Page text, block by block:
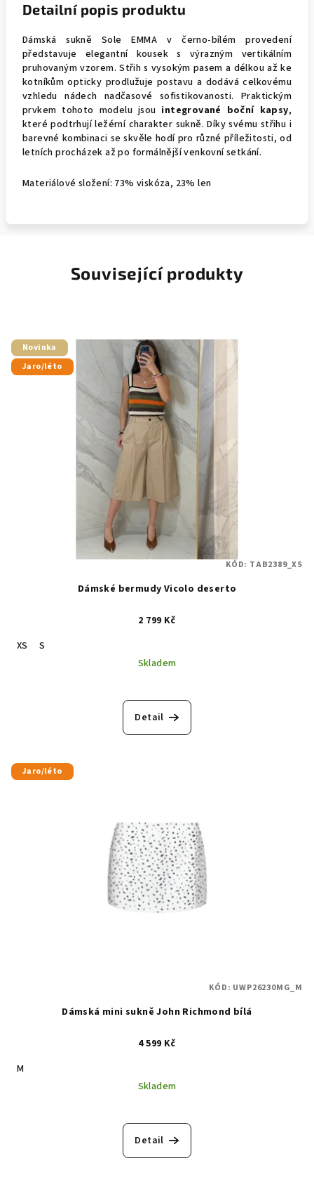
Detailní popis produktu
Dámská sukně Sole EMMA v černo-bílém provedení
představuje elegantní kousek s výrazným vertikálním
pruhovaným vzorem. Střih s vysokým pasem a délkou až ke
kotníkům opticky prodlužuje postavu a dodává celkovému
vzhledu nádech nadčasové sofistikovanosti. Praktickým
prvkem tohoto modelu jsou integrované boční kapsy,
které podtrhují ležérní charakter sukně. Díky svému střihu i
barevné kombinaci se skvěle hodí pro různé příležitosti, od
letních procházek až po formálnější venkovní setkání.
Materiálové složení: 73% viskóza, 23% len
Související produkty
Novinka
Jaro/léto
Dámské bermudy Vicolo deserto
2 799 Kč
XS
S
Skladem
Detail
KÓD: TAB2389_XS
Jaro/léto
Dámská mini sukně John Richmond bílá
4 599 Kč
M
Skladem
Detail
KÓD: UWP26230MG_M